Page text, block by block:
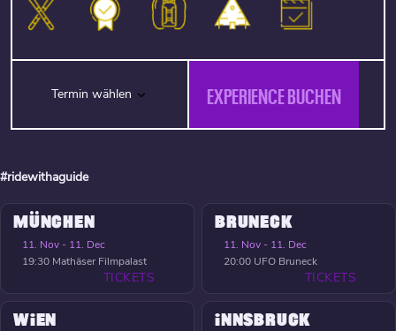
Termin wählen EXPERIENCE BUCHEN
#ridewithaguide
MÜNCHEN
11. Nov - 11. Dec
19:30 Mathäser Filmpalast
TICKETS
BRUNECK
11. Nov - 11. Dec
20:00 UFO Bruneck
TICKETS
WIEN INNSBRUCK